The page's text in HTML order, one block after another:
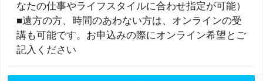
なたの仕事やライフスタイルに合わせ指定が可能）
■遠方の方、時間のあわない方は、オンラインの受
講も可能です。お申込みの際にオンライン希望とご
記入ください